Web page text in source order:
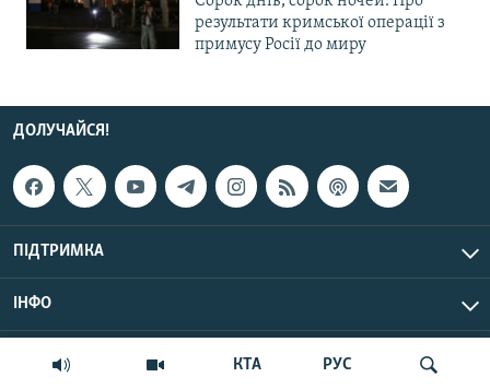
КТА РУС
результати кримської операції з
примусу Росії до миру
ДОЛУЧАЙСЯ!
ПІДТРИМКА
ІНФО
© Крим.Реалії, 2026 | Усі права застережено.